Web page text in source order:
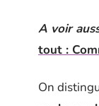
A voir
tout :
On